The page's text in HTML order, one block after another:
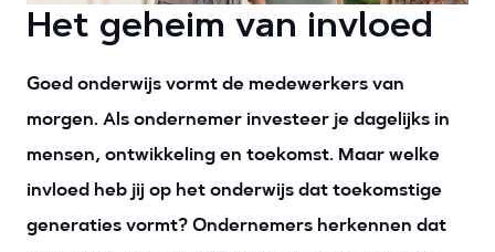
Het geheim van invloed
Goed onderwijs vormt de medewerkers van
morgen. Als ondernemer investeer je dagelijks in
mensen, ontwikkeling en toekomst. Maar welke
invloed heb jij op het onderwijs dat toekomstige
generaties vormt? Ondernemers herkennen dat